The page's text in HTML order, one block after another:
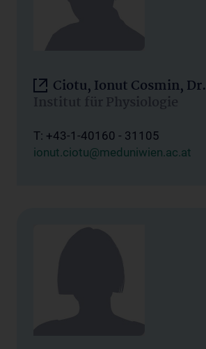
Ciotu, Ionut Cosmin, Dr.
Institut für Physiologie
T: +43-1-40160 - 31105
ionut.ciotu@meduniwien.ac.at